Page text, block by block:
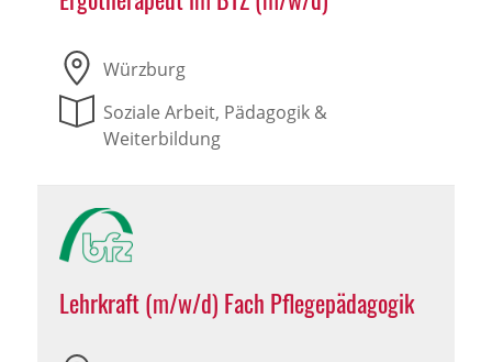
Würzburg
Soziale Arbeit, Pädagogik &
Weiterbildung
Lehrkraft (m/w/d) Fach Pflegepädagogik